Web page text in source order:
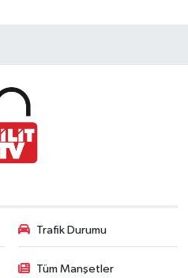
Trafik Durumu
Tüm Manşetler